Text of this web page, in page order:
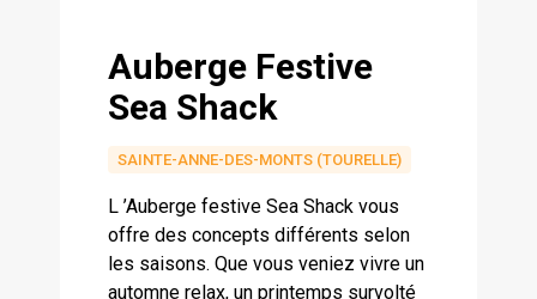
Auberge Festive
Sea Shack
SAINTE-ANNE-DES-MONTS (TOURELLE)
L ’Auberge festive Sea Shack vous
offre des concepts différents selon
les saisons. Que vous veniez vivre un
automne relax, un printemps survolté